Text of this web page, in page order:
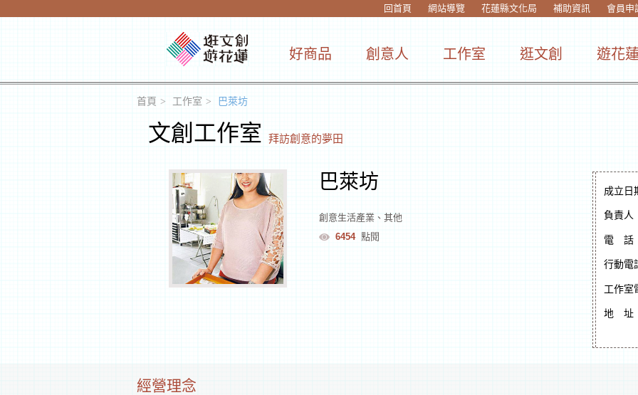
回首頁 網站導覽 花蓮縣文化局 補助資訊 會員申
好商品 創意人 工作室 逛文創 遊花
首頁 工作室 巴萊坊
文創工作室 拜訪創意的夢田
巴萊坊
創意生活產業 、 其他
6454 點閱
成立日
負責人
電 話
行動電
工作室
地 址
經營理念